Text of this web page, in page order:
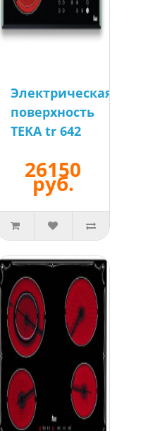
Электрическая
поверхность
TEKA tr 642
26150
руб.